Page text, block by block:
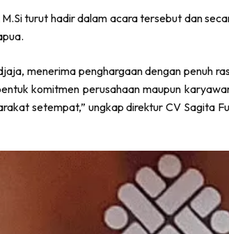
turut hadir dalam acara tersebut dan
menerima penghargaan dengan penuh
komitmen perusahaan maupun
setempat,” ungkap direktur CV Sagita